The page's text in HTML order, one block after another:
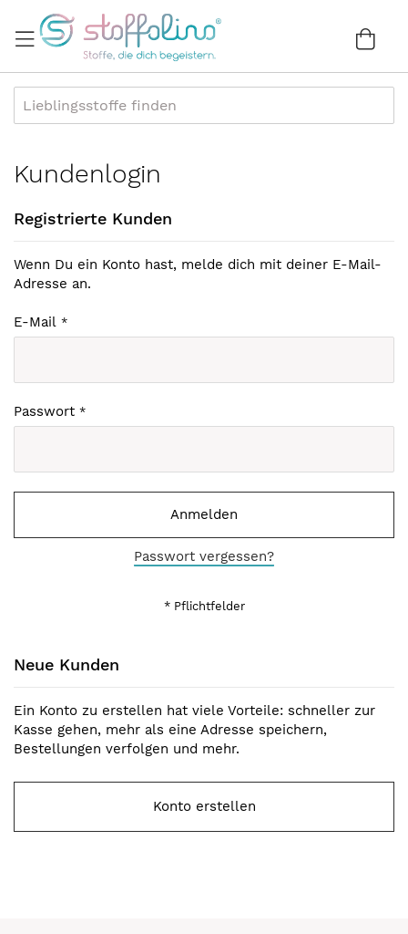
zum
Inhalt
Kundenlogin
Registrierte Kunden
Wenn Du ein Konto hast, melde dich mit deiner E-Mail-
Adresse an.
E-Mail
Passwort
Anmelden
Passwort vergessen?
Neue Kunden
Ein Konto zu erstellen hat viele Vorteile: schneller zur
Kasse gehen, mehr als eine Adresse speichern,
Bestellungen verfolgen und mehr.
Konto erstellen